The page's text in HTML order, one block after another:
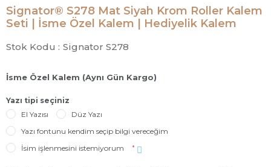
Signator® S278 Mat Siyah Krom Roller Kalem
Seti | İsme Özel Kalem | Hediyelik Kalem
Stok Kodu : Signator S278
İsme Özel Kalem (Aynı Gün Kargo)
Yazı tipi seçiniz
El Yazısı
Düz Yazı
Yazı fontunu kendim seçip bilgi vereceğim
İsim işlenmesini istemiyorum
*